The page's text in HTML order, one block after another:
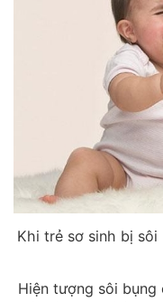
Khi trẻ sơ sinh bị
Hiện tượng sôi